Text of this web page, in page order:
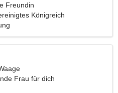
Freundin
Königreich
Frau für dich